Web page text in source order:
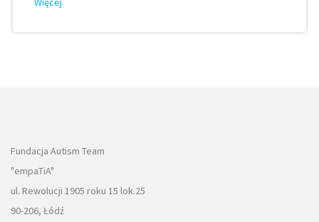
Fundacja Autism Team
"empaTiA"
ul. Rewolucji 1905 roku 15 lok.25
90-206, Łódź